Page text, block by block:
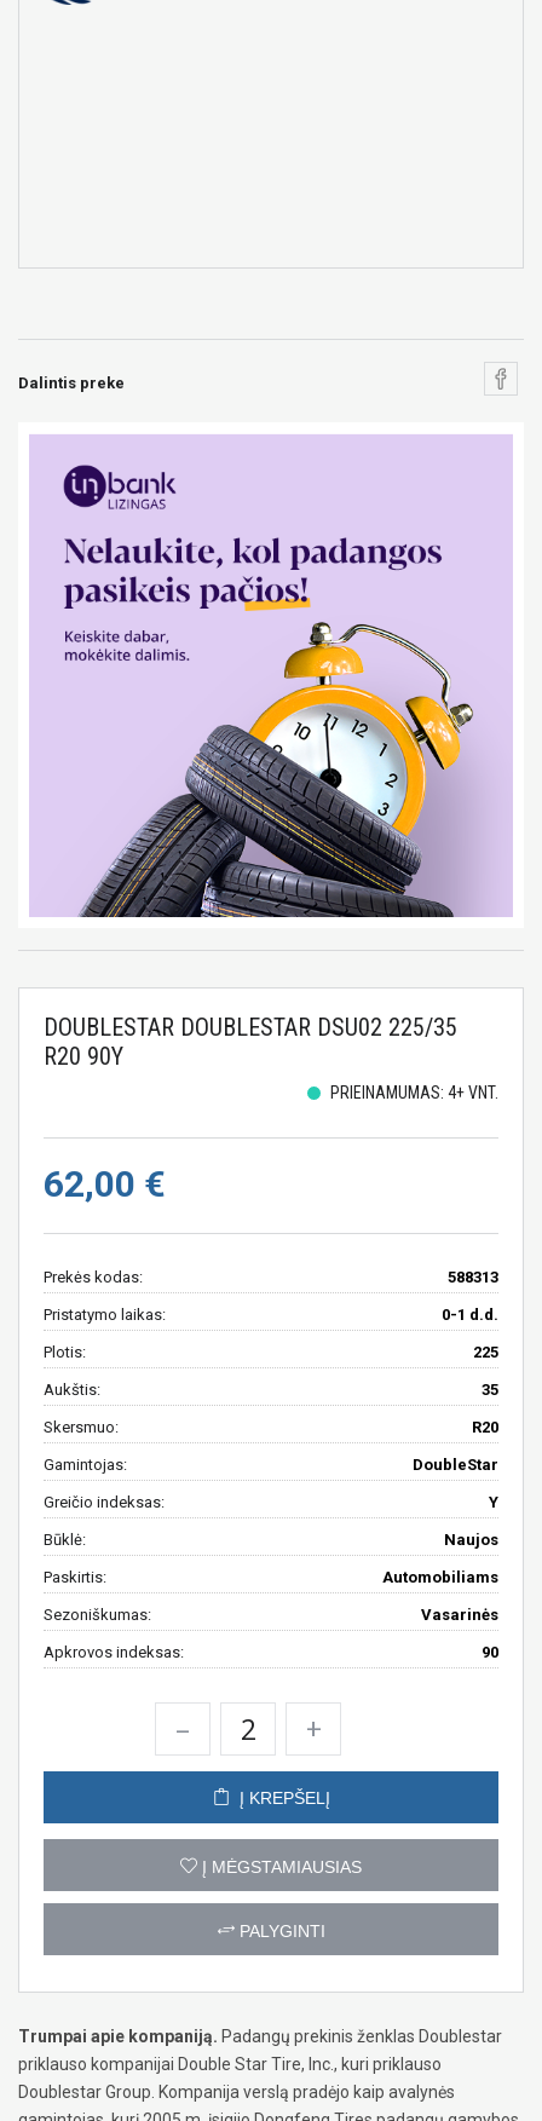
Dalintis preke
DOUBLESTAR DOUBLESTAR DSU02 225/35
R20 90Y
PRIEINAMUMAS: 4+ VNT.
62,00 €
Prekės kodas: 588313
Pristatymo laikas: 0-1 d.d.
Plotis: 225
Aukštis: 35
Skersmuo: R20
Gamintojas: DoubleStar
Greičio indeksas: Y
Būklė: Naujos
Paskirtis: Automobiliams
Sezoniškumas: Vasarinės
Apkrovos indeksas: 90
– +
Į KREPŠELĮ
Į MĖGSTAMIAUSIAS
PALYGINTI
Trumpai apie kompaniją. Padangų prekinis ženklas Doublestar
priklauso kompanijai Double Star Tire, Inc., kuri priklauso
Doublestar Group. Kompanija verslą pradėjo kaip avalynės